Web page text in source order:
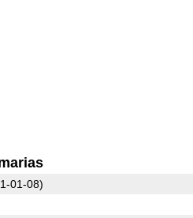
01-08)